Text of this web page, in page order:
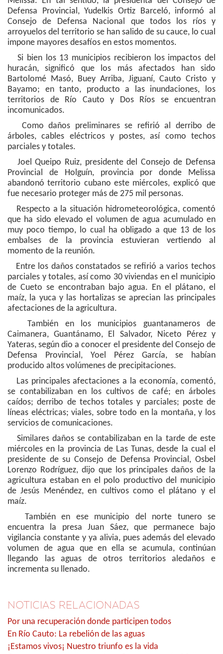
Defensa Provincial, Yudelkis Ortiz Barceló, informó al
Consejo de Defensa Nacional que todos los ríos y
arroyuelos del territorio se han salido de su cauce, lo cual
impone mayores desafíos en estos momentos.
Si bien los 13 municipios recibieron los impactos del
huracán, significó que los más afectados han sido
Bartolomé Masó, Buey Arriba, Jiguaní, Cauto Cristo y
Bayamo; en tanto, producto a las inundaciones, los
territorios de Río Cauto y Dos Ríos se encuentran
incomunicados.
Como daños preliminares se refirió al derribo de
árboles, cables eléctricos y postes, así como techos
parciales y totales.
Joel Queipo Ruiz, presidente del Consejo de Defensa
Provincial de Holguín, provincia por donde Melissa
abandonó territorio cubano este miércoles, explicó que
fue necesario proteger más de 275 mil personas.
Respecto a la situación hidrometeorológica, comentó
que ha sido elevado el volumen de agua acumulado en
muy poco tiempo, lo cual ha obligado a que 13 de los
embalses de la provincia estuvieran vertiendo al
momento de la reunión.
Entre los daños constatados se refirió a varios techos
parciales y totales, así como 30 viviendas en el municipio
de Cueto se encontraban bajo agua. En el plátano, el
maíz, la yuca y las hortalizas se aprecian las principales
afectaciones de la agricultura.
También en los municipios guantanameros de
Caimanera, Guantánamo, El Salvador, Niceto Pérez y
Yateras, según dio a conocer el presidente del Consejo de
Defensa Provincial, Yoel Pérez García, se habían
producido altos volúmenes de precipitaciones.
Las principales afectaciones a la economía, comentó,
se contabilizaban en los cultivos de café; en árboles
caídos; derribo de techos totales y parciales; poste de
líneas eléctricas; viales, sobre todo en la montaña, y los
servicios de comunicaciones.
Similares daños se contabilizaban en la tarde de este
miércoles en la provincia de Las Tunas, desde la cual el
presidente de su Consejo de Defensa Provincial, Osbel
Lorenzo Rodríguez, dijo que los principales daños de la
agricultura estaban en el polo productivo del municipio
de Jesús Menéndez, en cultivos como el plátano y el
maíz.
También en ese municipio del norte tunero se
encuentra la presa Juan Sáez, que permanece bajo
vigilancia constante y ya alivia, pues además del elevado
volumen de agua que en ella se acumula, continúan
llegando las aguas de otros territorios aledaños e
incrementa su llenado.
NOTICIAS RELACIONADAS
Por una recuperación donde participen todos
En Río Cauto: La rebelión de las aguas
¡Estamos vivos¡ Nuestro triunfo es la vida